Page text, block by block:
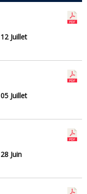
Juillet
Juillet
Juin